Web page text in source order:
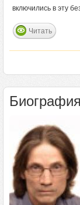
включились в эту
Читать
Биография